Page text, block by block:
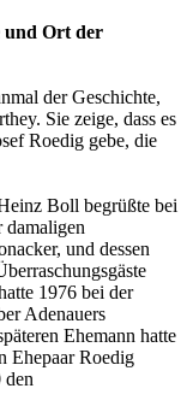
und Ort der
der Geschichte,
Sie zeige, dass es
Roedig gebe, die
Boll begrüßte bei
damaligen
und dessen
1976 bei der
Adenauers
Ehemann hatte
Ehepaar Roedig
den